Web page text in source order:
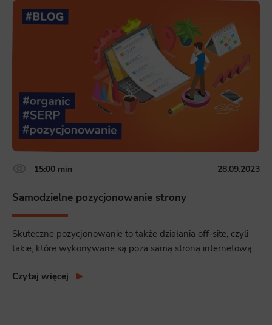
15:00 min 28.09.2023
Samodzielne pozycjonowanie strony
Skuteczne pozycjonowanie to także działania off-site, czyli
takie, które wykonywane są poza samą stroną internetową.
Czytaj więcej